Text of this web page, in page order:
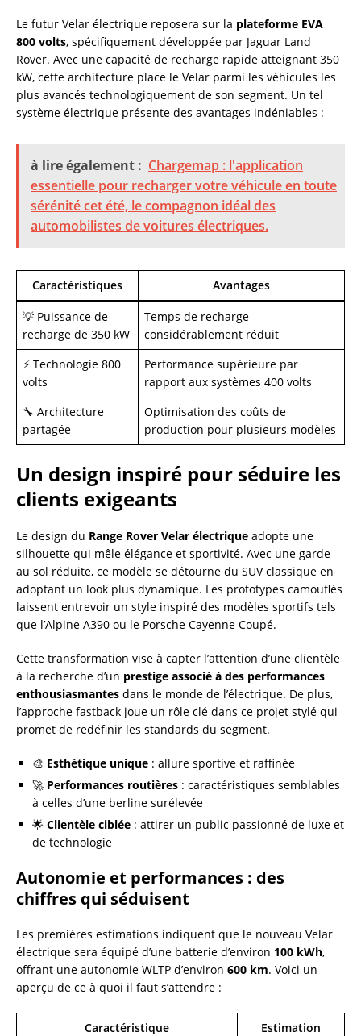
Le futur Velar électrique reposera sur la plateforme EVA
800 volts, spécifiquement développée par Jaguar Land
Rover. Avec une capacité de recharge rapide atteignant 350
kW, cette architecture place le Velar parmi les véhicules les
plus avancés technologiquement de son segment. Un tel
système électrique présente des avantages indéniables :
à lire également : Chargemap : l'application
essentielle pour recharger votre véhicule en toute
sérénité cet été, le compagnon idéal des
automobilistes de voitures électriques.
Caractéristiques Avantages
💡 Puissance de
recharge de 350 kW
Temps de recharge
considérablement réduit
⚡ Technologie 800
volts
Performance supérieure par
rapport aux systèmes 400 volts
🔧 Architecture
partagée
Optimisation des coûts de
production pour plusieurs modèles
Un design inspiré pour séduire les
clients exigeants
Le design du Range Rover Velar électrique adopte une
silhouette qui mêle élégance et sportivité. Avec une garde
au sol réduite, ce modèle se détourne du SUV classique en
adoptant un look plus dynamique. Les prototypes camouflés
laissent entrevoir un style inspiré des modèles sportifs tels
que l’Alpine A390 ou le Porsche Cayenne Coupé.
Cette transformation vise à capter l’attention d’une clientèle
à la recherche d’un prestige associé à des performances
enthousiasmantes dans le monde de l’électrique. De plus,
l’approche fastback joue un rôle clé dans ce projet stylé qui
promet de redéfinir les standards du segment.
🎨 Esthétique unique : allure sportive et raffinée
🚀 Performances routières : caractéristiques semblables
à celles d’une berline surélevée
🌟 Clientèle ciblée : attirer un public passionné de luxe et
de technologie
Autonomie et performances : des
chiffres qui séduisent
Les premières estimations indiquent que le nouveau Velar
électrique sera équipé d’une batterie d’environ 100 kWh,
offrant une autonomie WLTP d’environ 600 km. Voici un
aperçu de ce à quoi il faut s’attendre :
Caractéristique Estimation